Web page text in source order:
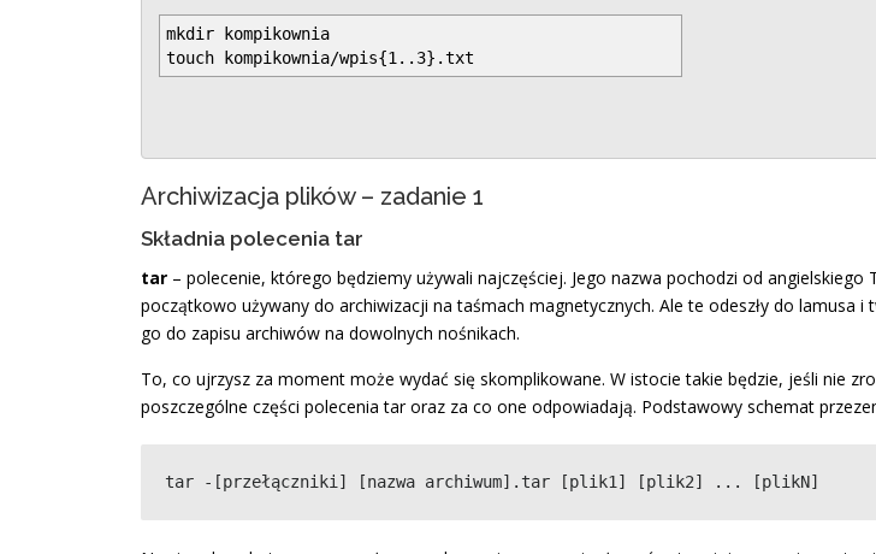
mkdir kompikownia
touch kompikownia/wpis{1..3}.txt
Archiwizacja plików – zadanie 1
Składnia polecenia tar
tar – polecenie, którego będziemy używali najczęściej. Jego nazwa pochodzi od angielskiego
początkowo używany do archiwizacji na taśmach magnetycznych. Ale te odeszły do lamusa i
go do zapisu archiwów na dowolnych nośnikach.
To, co ujrzysz za moment może wydać się skomplikowane. W istocie takie będzie, jeśli nie
poszczególne części polecenia tar oraz za co one odpowiadają. Podstawowy schemat
tar -[przełączniki] [nazwa archiwum].tar [plik1] [plik2] ... [plikN]